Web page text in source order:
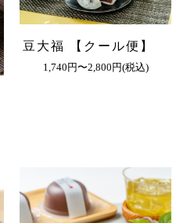
豆大福 【クール便】
1,740円〜2,800円(税込)